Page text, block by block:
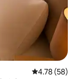
平均评分
4.78 (58)